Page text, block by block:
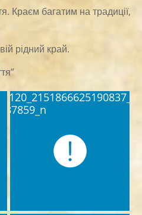
Краєм багатим на традиції,
рідний край.